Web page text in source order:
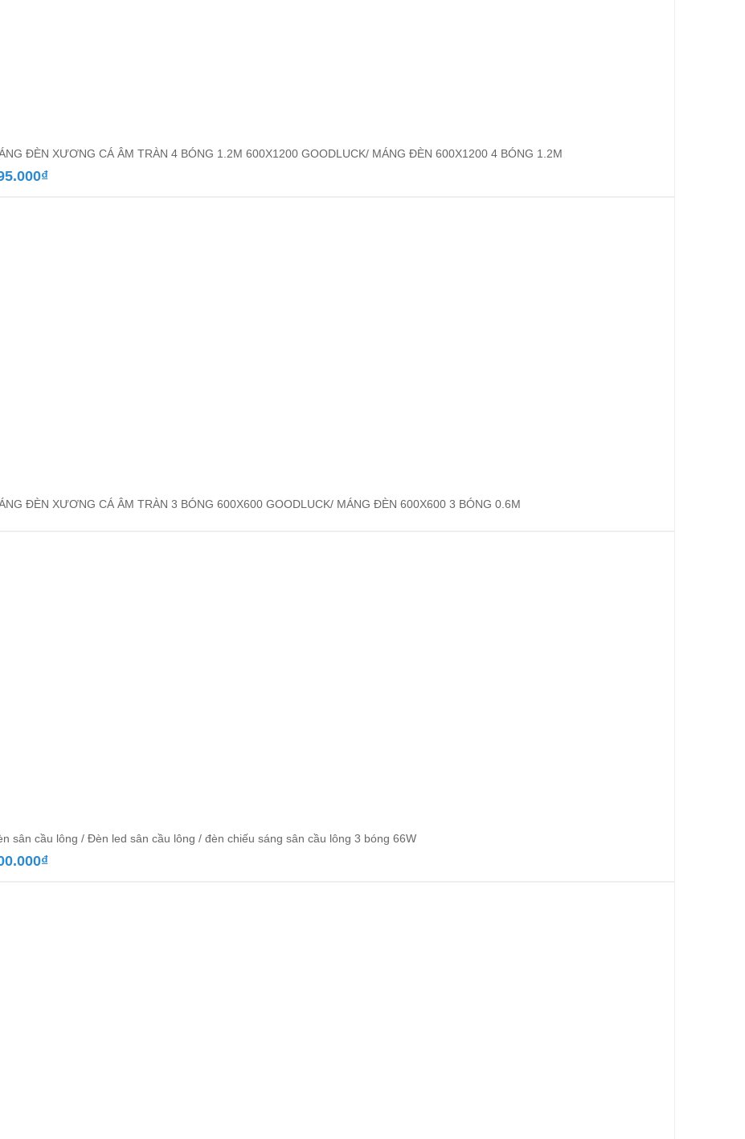
ĐÈN XƯƠNG CÁ ÂM TRÀN 4 BÓNG 1.2M 600X1200 GOODLUCK/ MÁNG ĐÈN 600X1200 4 BÓNG 1.2M
₫
ĐÈN XƯƠNG CÁ ÂM TRÀN 3 BÓNG 600X600 GOODLUCK/ MÁNG ĐÈN 600X600 3 BÓNG 0.6M
sân cầu lông / Đèn led sân cầu lông / đèn chiếu sáng sân cầu lông 3 bóng 66W
₫